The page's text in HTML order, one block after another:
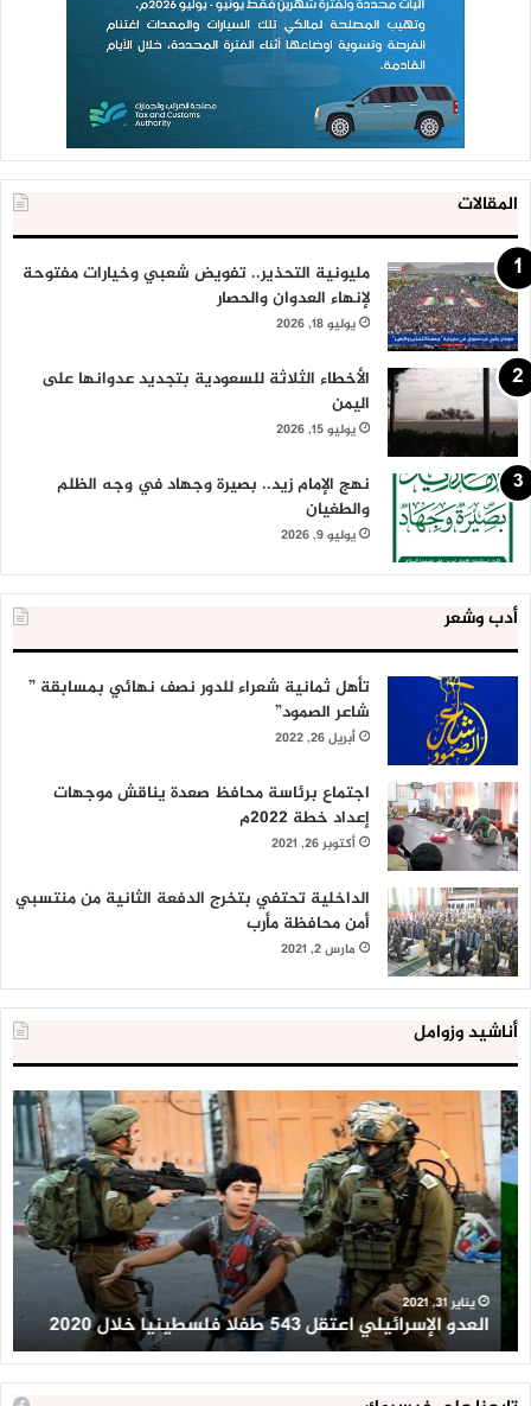
المقالات
مليونية التحذير.. تفويض شعبي وخيارات مفتوحة
لإنهاء العدوان والحصار
يوليو 18, 2026
الأخطاء الثلاثة للسعودية بتجديد عدوانها على
اليمن
يوليو 15, 2026
نهج الإمام زيد.. بصيرة وجهاد في وجه الظلم
والطغيان
يوليو 9, 2026
أدب وشعر
تأهل ثمانية شعراء للدور نصف نهائي بمسابقة ”
شاعر الصمود”
أبريل 26, 2022
اجتماع برئاسة محافظ صعدة يناقش موجهات
إعداد خطة 2022م
أكتوبر 26, 2021
الداخلية تحتفي بتخرج الدفعة الثانية من منتسبي
أمن محافظة مأرب
مارس 2, 2021
أناشيد وزوامل
العدو
الإسرائيلي
اعتقل
543
طفلا
فلسطينيا
خلال
2020
يناير 31, 2021
العدو الإسرائيلي اعتقل 543 طفلا فلسطينيا خلال 2020